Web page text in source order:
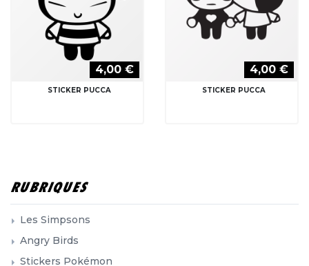
4,00 €
STICKER PUCCA
4,00 €
STICKER PUCCA
RUBRIQUES
Les Simpsons
Angry Birds
Stickers Pokémon